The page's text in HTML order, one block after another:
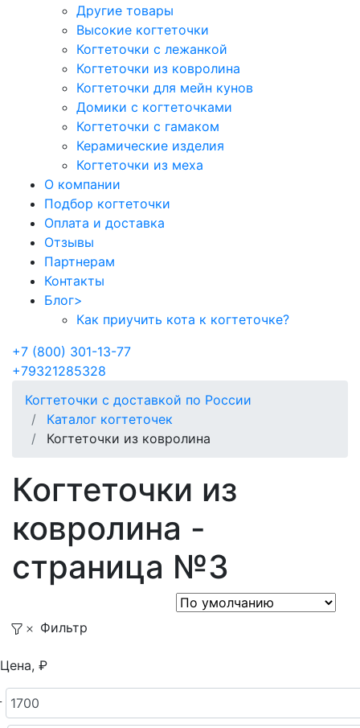
Другие товары
Высокие когтеточки
Когтеточки с лежанкой
Когтеточки из ковролина
Когтеточки для мейн кунов
Домики с когтеточками
Когтеточки с гамаком
Керамические изделия
Когтеточки из меха
О компании
Подбор когтеточки
Оплата и доставка
Отзывы
Партнерам
Контакты
Блог>
Как приучить кота к когтеточке?
+7 (800) 301-13-77
+79321285328
Когтеточки с доставкой по России
Каталог когтеточек
Когтеточки из ковролина
Когтеточки из
ковролина -
страница №3
Фильтр
Цена, ₽